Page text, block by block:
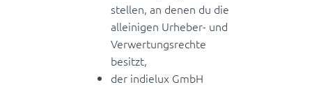
stellen, an denen du die
alleinigen Urheber- und
Verwertungsrechte
besitzt,
der indielux GmbH